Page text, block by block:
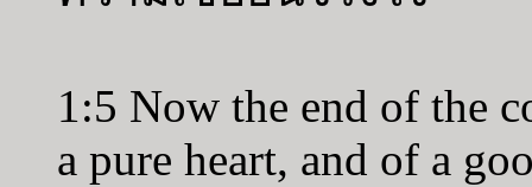
1:5 Now the end of the
a pure heart, and of a